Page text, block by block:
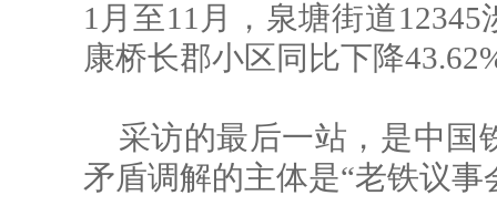
1月至11月，泉塘街道
康桥长郡小区同比下降
采访的最后一站，是中国
矛盾调解的主体是“老铁议事